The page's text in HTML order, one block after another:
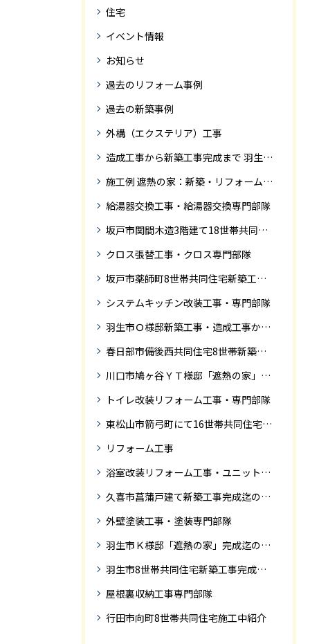
住宅
イベント情報
お知らせ
過去のリフォーム事例
過去の新築事例
外構（エクステリア）工事
造成工事から新築工事完成まで 羽生市Ｓ様邸新築工事・
施工例 遮熱の家：新築・リフォーム ドローンにて空撮
給湯器交換工事・給湯器交換専門部隊
坂戸市関間木造3階建て18世帯共同住宅の完成迄紹介
クロス張替工事・クロス専門部隊
坂戸市薬師町8世帯共同住宅新築工事完成迄の紹介です
システムキッチン改装工事・専門部隊
羽生市Ｏ様邸新築工事・造成工事から住宅完成までの紹介
春日部市備後西共同住宅8世帯新築工事完成迄の紹介です。
川口市鳩ヶ谷ＹＴ様邸「遮熱の家」工事状況
トイレ改装リフォーム工事・専門部隊
東松山市箭弓町にて16世帯共同住宅新築工事完成迄の紹介です。
リフォーム工事
浴室改装リフォーム工事・ユニットバス専門部隊
久喜市菖蒲戸建て新築工事完成迄の紹介
外壁塗装工事・塗装専門部隊
羽生市Ｋ様邸「遮熱の家」完成迄の紹介です
羽生市8世帯共同住宅新築工事完成迄の紹介
屋根裏収納工事専門部隊
行田市向町8世帯共同住宅施工中紹介